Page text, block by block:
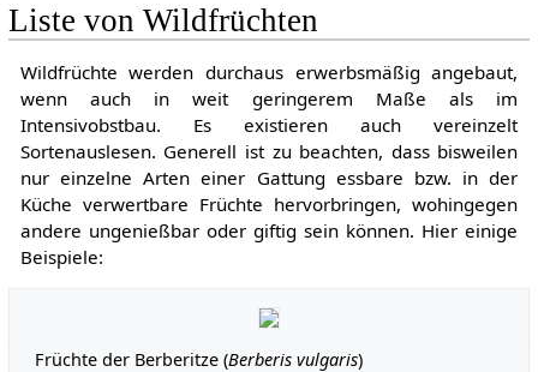
Liste von Wildfrüchten
Wildfrüchte werden durchaus erwerbsmäßig angebaut,
wenn auch in weit geringerem Maße als im
Intensivobstbau. Es existieren auch vereinzelt
Sortenauslesen. Generell ist zu beachten, dass bisweilen
nur einzelne Arten einer Gattung essbare bzw. in der
Küche verwertbare Früchte hervorbringen, wohingegen
andere ungenießbar oder giftig sein können. Hier einige
Beispiele:
Früchte der Berberitze (Berberis vulgaris)